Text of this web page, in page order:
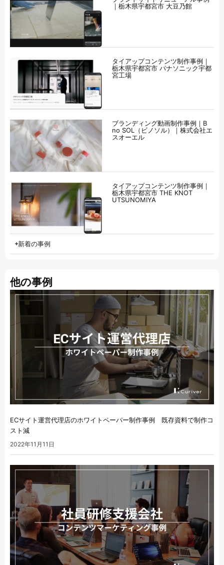
｜栃木県宇都宮市 大豆乃館
タイアップコンテンツ制作事例｜
栃木県宇都宮市 パナソニック宇都
宮工場
ブランディング動画制作事例｜B
no SOL（ビノソル）｜株式会社エ
スオーエル
タイアップコンテンツ制作事例｜
栃木県宇都宮市 THE KNOT
UTSUNOMIYA
新着の事例
他の事例
ECサイト運営代理店のホワイトペーパー制作事例 既存資料で制作コ
スト減
2022年11月11日